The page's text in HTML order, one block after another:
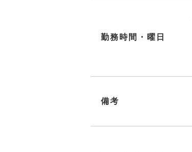
勤務時間・曜日
備考